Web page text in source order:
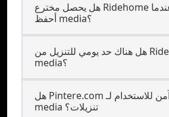
هل يحصل مخترع Ridehome على إخطار عندما
أحفظ media؟
هل هناك حد يومي للتنزيل من Ridehome
media؟
هل Pintere.com آمن للاستخدام لـ Ridehome
media تنزيلات؟